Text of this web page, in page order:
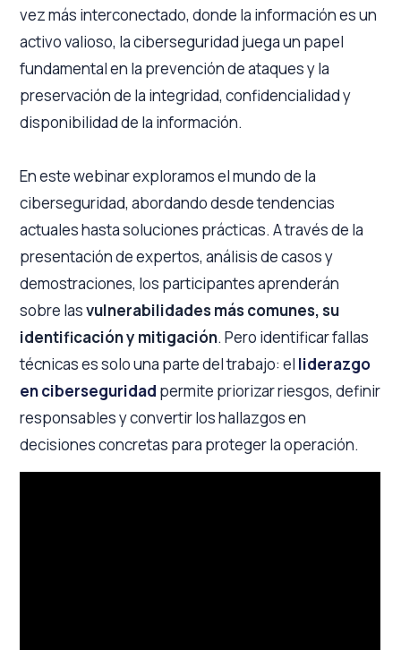
vez más interconectado, donde la información es un
activo valioso, la ciberseguridad juega un papel
fundamental en la prevención de ataques y la
preservación de la integridad, confidencialidad y
disponibilidad de la información.
En este webinar exploramos el mundo de la
ciberseguridad, abordando desde tendencias
actuales hasta soluciones prácticas. A través de la
presentación de expertos, análisis de casos y
demostraciones, los participantes aprenderán
sobre lasvulnerabilidades más comunes, su
identificación y mitigación. Pero identificar fallas
técnicas es solo una parte del trabajo: el liderazgo
en ciberseguridad permite priorizar riesgos, definir
responsables y convertir los hallazgos en
decisiones concretas para proteger la operación.